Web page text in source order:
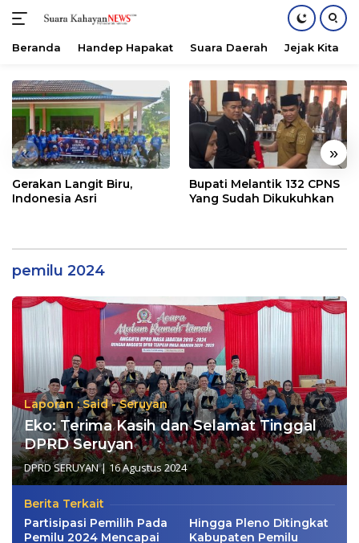
konten
Beranda Handep Hapakat Suara Daerah Jejak Kita
« »
Gerakan Langit Biru,
Indonesia Asri
Bupati Melantik 132 CPNS
Yang Sudah Dikukuhkan
pemilu 2024
Laporan : Said - Seruyan
Eko: Terima Kasih dan Selamat Tinggal
DPRD Seruyan
DPRD SERUYAN|16 Agustus 2024
Berita Terkait
Partisipasi Pemilih Pada
Pemilu 2024 Mencapai
Hingga Pleno Ditingkat
Kabupaten Pemilu